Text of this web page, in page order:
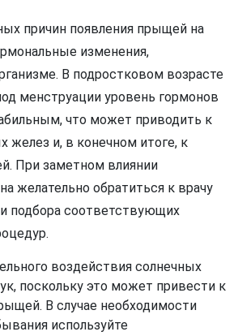
причин появления прыщей на
изменения,
В подростковом возрасте
менструации уровень гормонов
что может приводить к
желез и, в конечном итоге, к
При заметном влиянии
желательно обратиться к врачу
подбора соответствующих
воздействия солнечных
поскольку это может привести к
В случае необходимости
используйте